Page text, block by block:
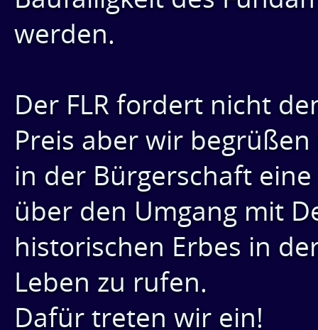
werden.
Der FLR fordert nicht
Preis aber wir
in der Bürgerschaft
über den Umgang mit
historischen Erbes in
Leben zu rufen.
Dafür treten wir ein!